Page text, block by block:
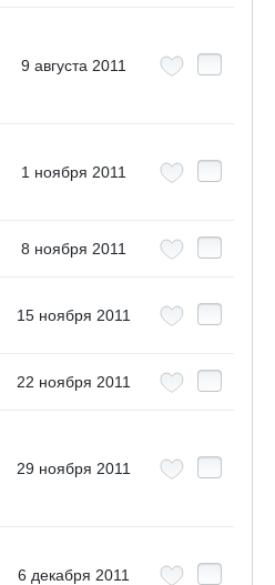
9 августа 2011
1 ноября 2011
8 ноября 2011
15 ноября 2011
22 ноября 2011
29 ноября 2011
6 декабря 2011